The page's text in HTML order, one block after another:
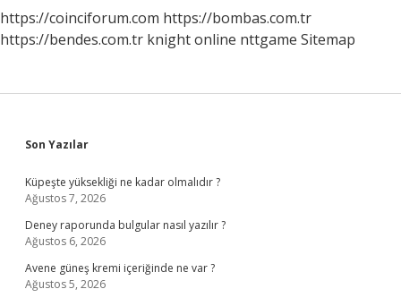
https://coinciforum.com https://bombas.com.tr
https://bendes.com.tr knight online nttgame Sitemap
Sidebar
Son Yazılar
Küpeşte yüksekliği ne kadar olmalıdır ?
Ağustos 7, 2026
Deney raporunda bulgular nasıl yazılır ?
Ağustos 6, 2026
Avene güneş kremi içeriğinde ne var ?
Ağustos 5, 2026